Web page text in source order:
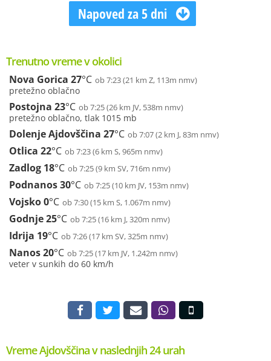
Napoved za 5 dni
Trenutno vreme v okolici
Nova Gorica 27°C ob 7:23 (21 km Z, 113m nmv)
pretežno oblačno
Postojna 23°C ob 7:25 (26 km JV, 538m nmv)
pretežno oblačno, tlak 1015 mb
Dolenje Ajdovščina 27°C ob 7:07 (2 km J, 83m nmv)
Otlica 22°C ob 7:23 (6 km S, 965m nmv)
Zadlog 18°C ob 7:25 (9 km SV, 716m nmv)
Podnanos30°C ob 7:25 (10 km JV, 153m nmv)
Vojsko0°C ob 7:30 (15 km S, 1.067m nmv)
Godnje25°C ob 7:25 (16 km J, 320m nmv)
Idrija 19°C ob 7:26 (17 km SV, 325m nmv)
Nanos20°C ob 7:25 (17 km JV, 1.242m nmv)
veter v sunkih do 60 km/h
Vreme Ajdovščina v naslednjih 24 urah